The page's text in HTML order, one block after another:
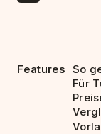
Features So
Für